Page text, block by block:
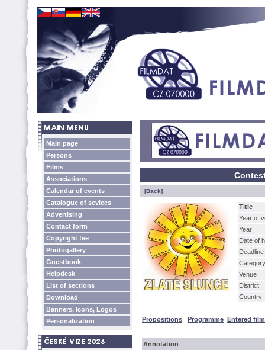
Main page
Persons
Films
Associations
Calendar of events
Catalogue of sevices
Advertising
Contact form
Copyright fee
Photogallery
Guestbook
Helpdesk
List of sections
Download
Banners, Icons, Logos
Personalization
[Back]
Title
Year of
Year
Date of
Deadline
Category
Venue
District
Country
Propositions Programme Entered
Annotation